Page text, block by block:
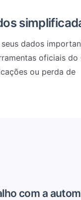
dados
oficiais do
ou perda de
com a